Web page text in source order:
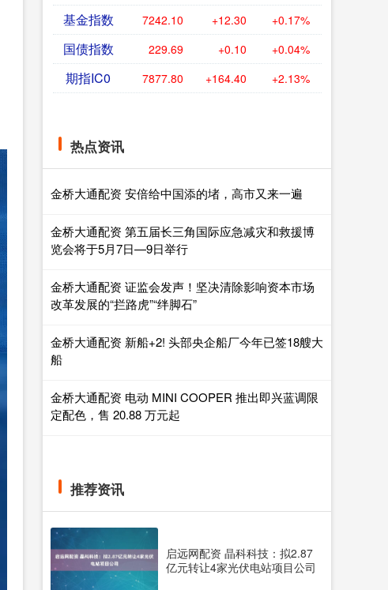
基金指数 7242.10 +12.30 +0.17%
国债指数 229.69 +0.10 +0.04%
期指IC0 7877.80 +164.40 +2.13%
热点资讯
金桥大通配资 安倍给中国添的堵，高市又来一遍
金桥大通配资 第五届长三角国际应急减灾和救援博
览会将于5月7日—9日举行
金桥大通配资 证监会发声！坚决清除影响资本市场
改革发展的“拦路虎”“绊脚石”
金桥大通配资 新船+2! 头部央企船厂今年已签18艘大
船
金桥大通配资 电动 MINI COOPER 推出即兴蓝调限
定配色，售 20.88 万元起
推荐资讯
启远网配资 晶科科技：拟2.87
亿元转让4家光伏电站项目公司